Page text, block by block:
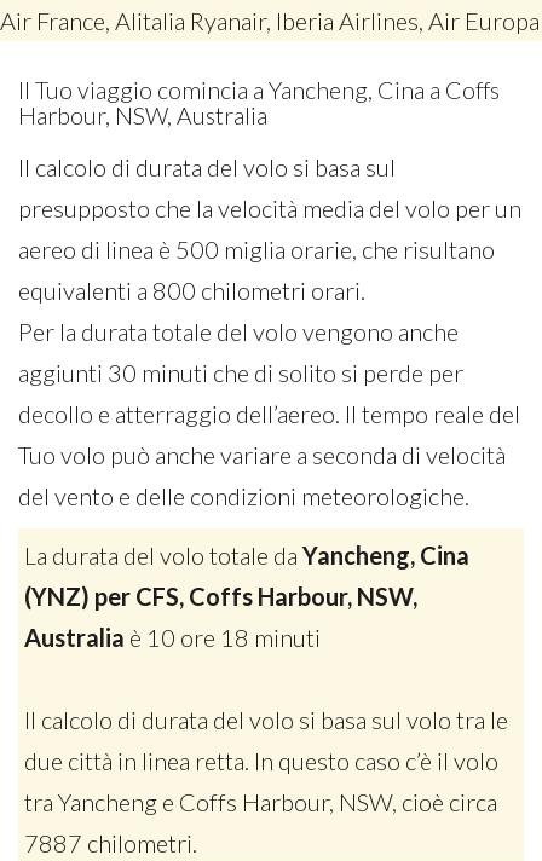
Air France, Alitalia Ryanair, Iberia Airlines, Air Europa
Il Tuo viaggio comincia a Yancheng, Cina a Coffs
Harbour, NSW, Australia
Il calcolo di durata del volo si basa sul
presupposto che la velocità media del volo per un
aereo di linea è 500 miglia orarie, che risultano
equivalenti a 800 chilometri orari.
Per la durata totale del volo vengono anche
aggiunti 30 minuti che di solito si perde per
decollo e atterraggio dell’aereo. Il tempo reale del
Tuo volo può anche variare a seconda di velocità
del vento e delle condizioni meteorologiche.
La durata del volo totale da Yancheng, Cina
(YNZ) per CFS, Coffs Harbour, NSW,
Australia è 10 ore 18 minuti
Il calcolo di durata del volo si basa sul volo tra le
due città in linea retta. In questo caso c’è il volo
tra Yancheng e Coffs Harbour, NSW, cioè circa
7887 chilometri.